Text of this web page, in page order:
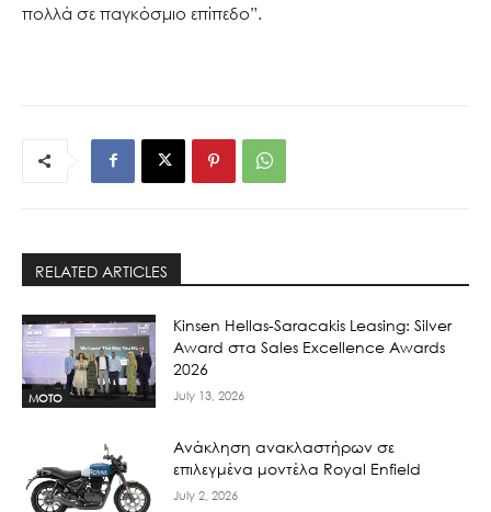
πολλά σε παγκόσμιο επίπεδο”.
RELATED ARTICLES
MOTO
Kinsen Hellas-Saracakis Leasing: Silver
Award στα Sales Excellence Awards
2026
July 13, 2026
Ανάκληση ανακλαστήρων σε
επιλεγμένα μοντέλα Royal Enfield
July 2, 2026